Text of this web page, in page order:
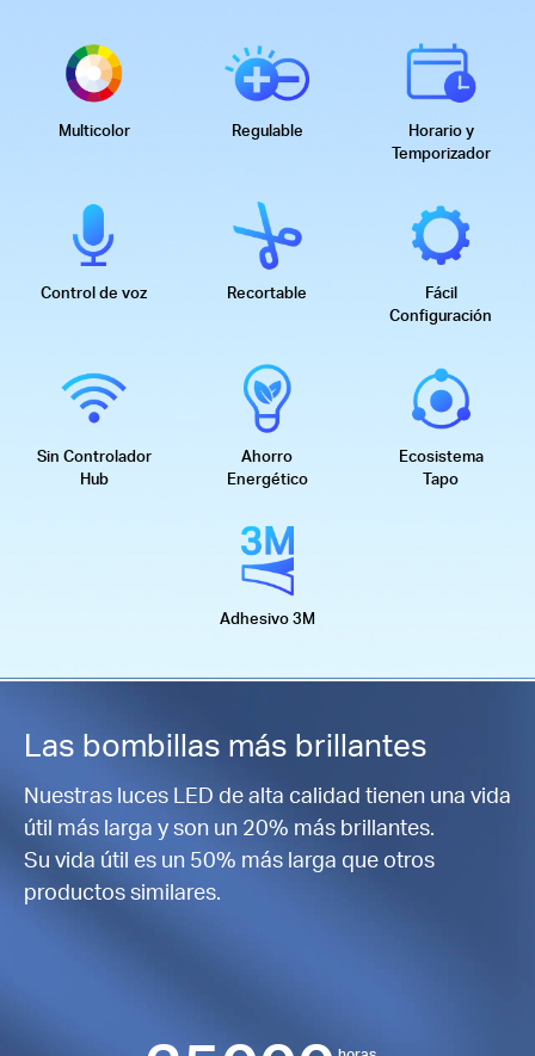
Multicolor Regulable
Horario y
Temporizador
Control de voz Recortable
Fácil
Configuración
Sin Controlador
Hub
Ahorro
Energético
Ecosistema
Tapo
Adhesivo 3M
Las bombillas más brillantes
Nuestras luces LED de alta calidad tienen una vida
útil más larga y son un 20% más brillantes.
Su vida útil es un 50% más larga que otros
productos similares.